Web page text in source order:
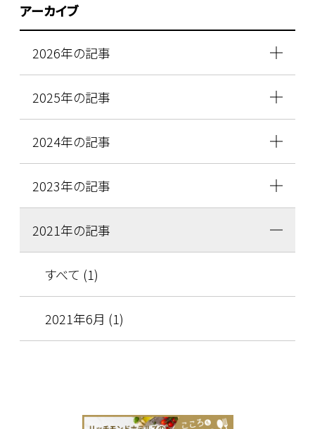
アーカイブ
2026年の記事
2025年の記事
2024年の記事
2023年の記事
2021年の記事
すべて (1)
2021年6月 (1)